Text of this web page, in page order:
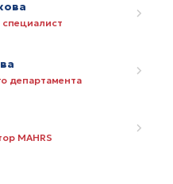
департамента
MAHRS